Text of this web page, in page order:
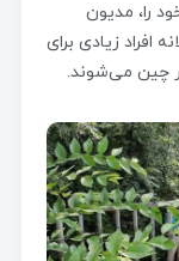
را، مدیون
افراد زیادی برای
چین می‌شوند.